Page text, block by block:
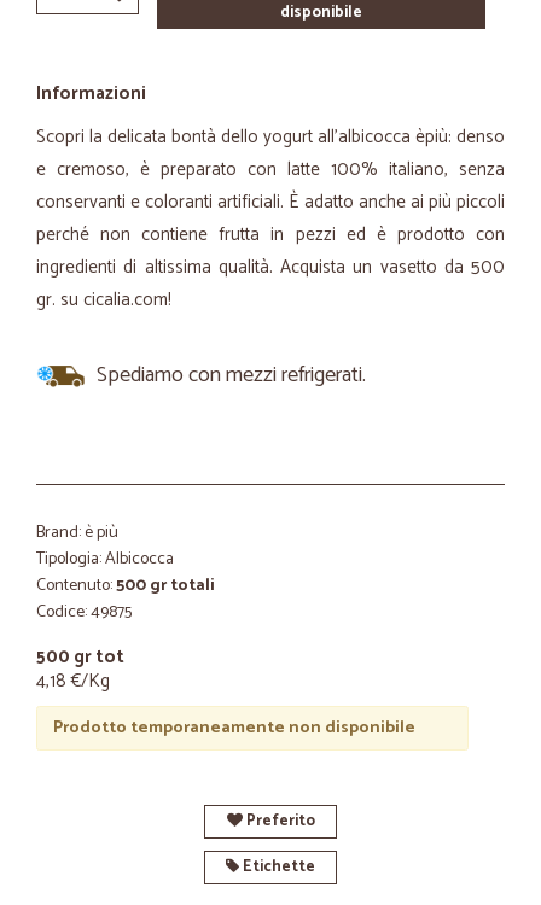
disponibile
Informazioni
Scopri la delicata bontà dello yogurt all'albicocca èpiù: denso
e cremoso, è preparato con latte 100% italiano, senza
conservanti e coloranti artificiali. È adatto anche ai più piccoli
perché non contiene frutta in pezzi ed è prodotto con
ingredienti di altissima qualità. Acquista un vasetto da 500
gr. su cicalia.com!
Spediamo con mezzi refrigerati.
Brand: è più
Tipologia: Albicocca
Contenuto:500 gr totali
Codice: 49875
500 gr tot
4,18 €/Kg
Prodotto temporaneamente non disponibile
Preferito
Etichette